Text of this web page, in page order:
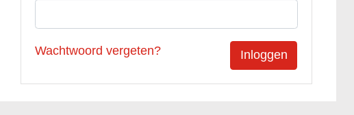
Wachtwoord vergeten?